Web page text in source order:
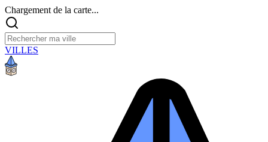
Chargement de la carte...
VILLES